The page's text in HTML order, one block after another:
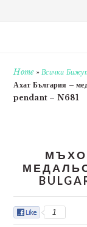
Home»Всички
Ахат България –
pendant – N681
1